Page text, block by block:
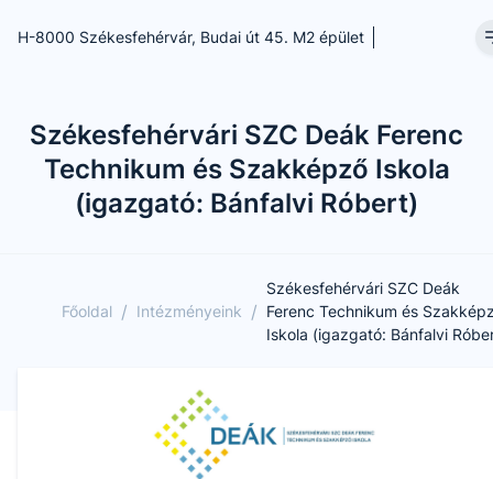
H-8000 Székesfehérvár, Budai út 45. M2 épület
Székesfehérvári SZC Deák Ferenc
Technikum és Szakképző Iskola
(igazgató: Bánfalvi Róbert)
Főoldal / Intézményeink /
Székesfehérvári SZC Deák
Ferenc Technikum és
Iskola (igazgató: Bánfalvi